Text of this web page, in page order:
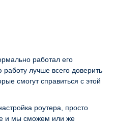
работал его
лучше всего доверить
смогут справиться с этой
роутера, просто
и мы сможем или же